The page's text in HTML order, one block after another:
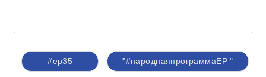
#ер35 "#народнаяпрограммаЕР "